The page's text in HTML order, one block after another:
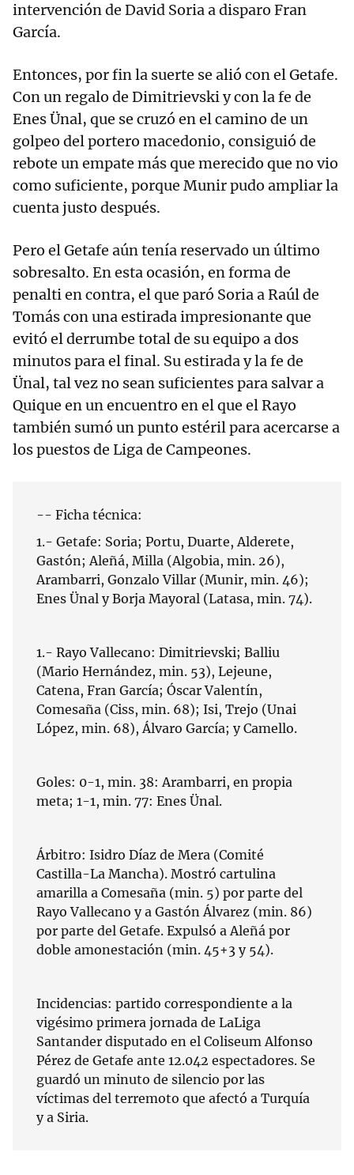
intervención de David Soria a disparo Fran
García.
Entonces, por fin la suerte se alió con el Getafe.
Con un regalo de Dimitrievski y con la fe de
Enes Ünal, que se cruzó en el camino de un
golpeo del portero macedonio, consiguió de
rebote un empate más que merecido que no vio
como suficiente, porque Munir pudo ampliar la
cuenta justo después.
Pero el Getafe aún tenía reservado un último
sobresalto. En esta ocasión, en forma de
penalti en contra, el que paró Soria a Raúl de
Tomás con una estirada impresionante que
evitó el derrumbe total de su equipo a dos
minutos para el final. Su estirada y la fe de
Ünal, tal vez no sean suficientes para salvar a
Quique en un encuentro en el que el Rayo
también sumó un punto estéril para acercarse a
los puestos de Liga de Campeones.
-- Ficha técnica:
1.- Getafe: Soria; Portu, Duarte, Alderete,
Gastón; Aleñá, Milla (Algobia, min. 26),
Arambarri, Gonzalo Villar (Munir, min. 46);
Enes Ünal y Borja Mayoral (Latasa, min. 74).
1.- Rayo Vallecano: Dimitrievski; Balliu
(Mario Hernández, min. 53), Lejeune,
Catena, Fran García; Óscar Valentín,
Comesaña (Ciss, min. 68); Isi, Trejo (Unai
López, min. 68), Álvaro García; y Camello.
Goles: 0-1, min. 38: Arambarri, en propia
meta; 1-1, min. 77: Enes Ünal.
Árbitro: Isidro Díaz de Mera (Comité
Castilla-La Mancha). Mostró cartulina
amarilla a Comesaña (min. 5) por parte del
Rayo Vallecano y a Gastón Álvarez (min. 86)
por parte del Getafe. Expulsó a Aleñá por
doble amonestación (min. 45+3 y 54).
Incidencias: partido correspondiente a la
vigésimo primera jornada de LaLiga
Santander disputado en el Coliseum Alfonso
Pérez de Getafe ante 12.042 espectadores. Se
guardó un minuto de silencio por las
víctimas del terremoto que afectó a Turquía
y a Siria.